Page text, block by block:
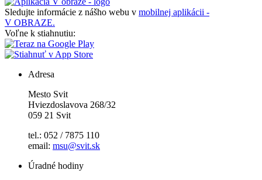
Sledujte informácie z nášho webu v mobilnej aplikácii -
V OBRAZE.
Voľne k stiahnutiu:
Adresa
Mesto Svit
Hviezdoslavova 268/32
059 21 Svit
tel.: 052 / 7875 110
email: msu@svit.sk
Úradné hodiny